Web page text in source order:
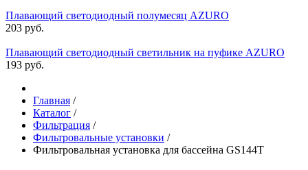
Плавающий светодиодный полумесяц AZURO
203 руб.
Плавающий светодиодный светильник на пуфике AZURO
193 руб.
Главная /
Каталог /
Фильтрация /
Фильтровальные установки /
Фильтровальная установка для бассейна GS144T